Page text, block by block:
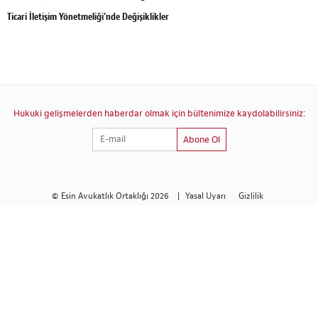
Ticari İletişim Yönetmeliği’nde Değişiklikler
Hukuki gelişmelerden haberdar olmak için bültenimize kaydolabilirsiniz:
Abone Ol
© Esin Avukatlık Ortaklığı 2026 | Yasal Uyarı Gizlilik